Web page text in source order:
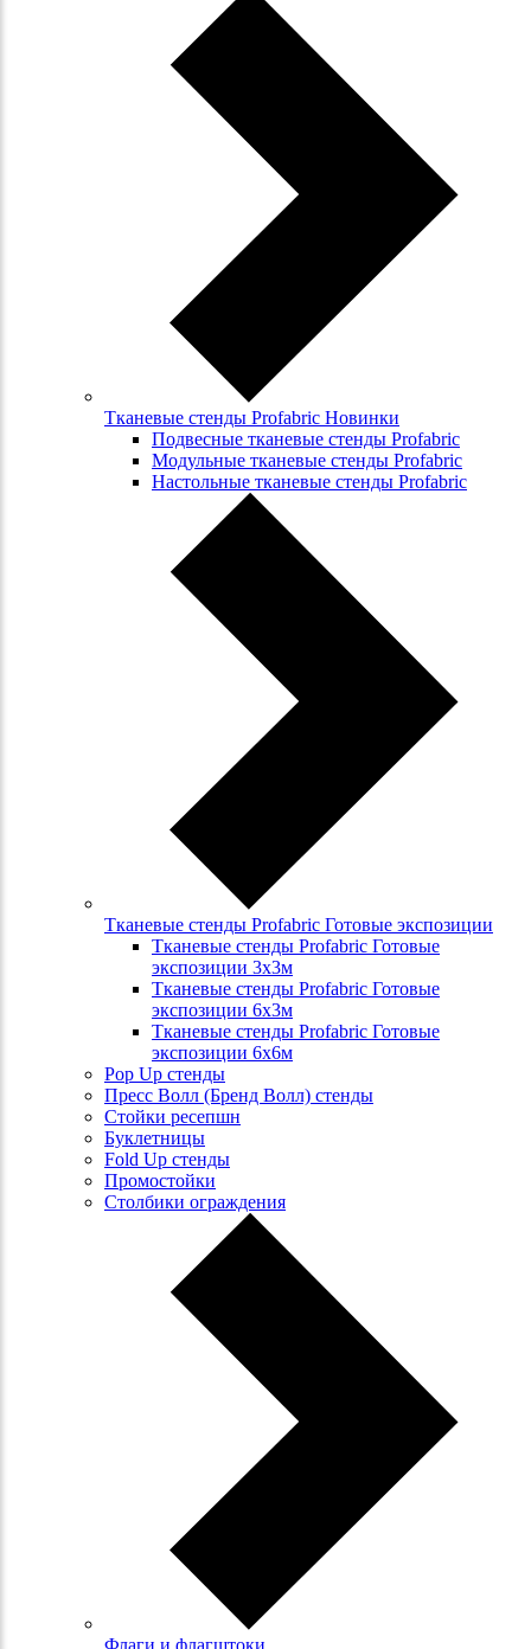
Тканевые стенды Profabric Новинки
Подвесные тканевые стенды Profabric
Модульные тканевые стенды Profabric
Настольные тканевые стенды Profabric
Тканевые стенды Profabric Готовые экспозиции
Тканевые стенды Profabric Готовые
экспозиции 3х3м
Тканевые стенды Profabric Готовые
экспозиции 6х3м
Тканевые стенды Profabric Готовые
экспозиции 6х6м
Pop Up стенды
Пресс Волл (Бренд Волл) стенды
Стойки ресепшн
Буклетницы
Fold Up стенды
Промостойки
Столбики ограждения
Флаги и флагштоки